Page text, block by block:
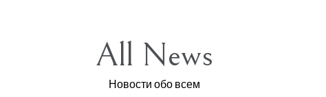
All News
Новости обо всем